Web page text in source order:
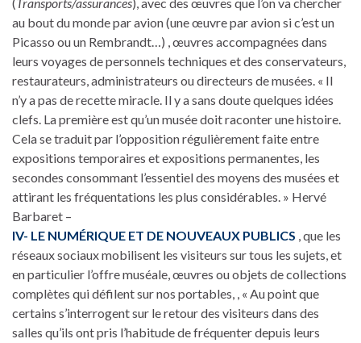
( Transports/assurances), avec des œuvres que l’on va chercher
au bout du monde par avion (une œuvre par avion si c’est un
Picasso ou un Rembrandt…) , œuvres accompagnées dans
leurs voyages de personnels techniques et des conservateurs,
restaurateurs, administrateurs ou directeurs de musées. « Il
n’y a pas de recette miracle. Il y a sans doute quelques idées
clefs. La première est qu’un musée doit raconter une histoire.
Cela se traduit par l’opposition régulièrement faite entre
expositions temporaires et expositions permanentes, les
secondes consommant l’essentiel des moyens des musées et
attirant les fréquentations les plus considérables. » Hervé
Barbaret –
IV- LE NUMÉRIQUE ET DE NOUVEAUX PUBLICS , que les
réseaux sociaux mobilisent les visiteurs sur tous les sujets, et
en particulier l’offre muséale, œuvres ou objets de collections
complètes qui défilent sur nos portables, , « Au point que
certains s’interrogent sur le retour des visiteurs dans des
salles qu’ils ont pris l’habitude de fréquenter depuis leurs